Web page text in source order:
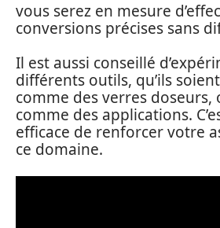
vous serez en mesure
conversions précises sans
Il est aussi conseillé
différents outils, qu’ils
comme des verres doseurs,
comme des applications.
efficace de renforcer votre
ce domaine.